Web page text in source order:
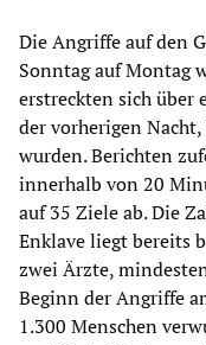
Die Angriffe auf den
Sonntag auf Montag
erstreckten sich über
der vorherigen
wurden. Berichten
innerhalb von 20
auf 35 Ziele ab. Die
Enklave liegt bereits
zwei Ärzte,
Beginn der Angriffe
1.300 Menschen